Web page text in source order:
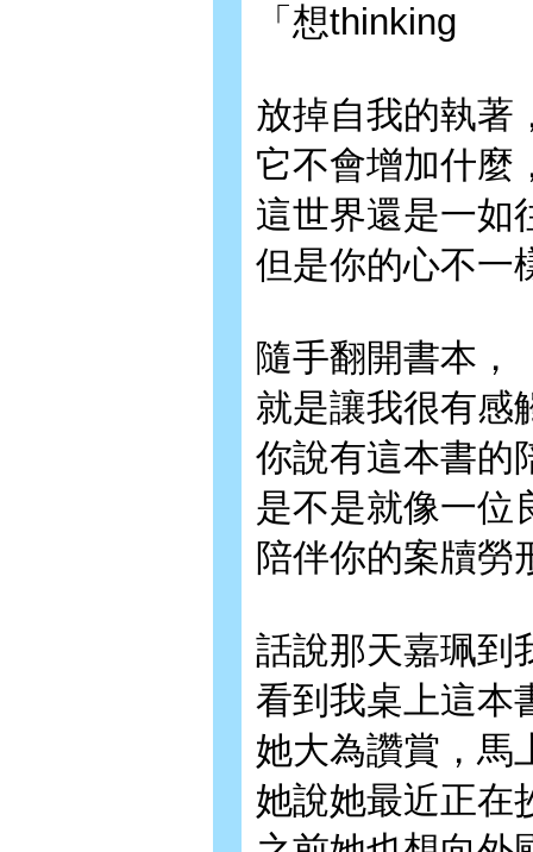
「想thinking
放掉自我的執著
它不會增加什麼
這世界還是一如
但是你的心不一
隨手翻開書本，
就是讓我很有感
你說有這本書的
是不是就像一位
陪伴你的案牘勞
話說那天嘉珮到
看到我桌上這本
她大為讚賞，馬
她說她最近正在